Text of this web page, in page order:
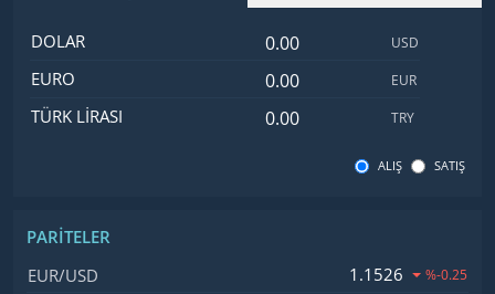
İsimDeğer
DOLAR Dolar değeri USD
EURO Euro değeri EUR
TÜRK LIRASI Türk Lirası değeri
TRY
ALIŞ SATIŞ
PARITELER
İsim, Kod
EUR/USD 1.1526 %-0.25